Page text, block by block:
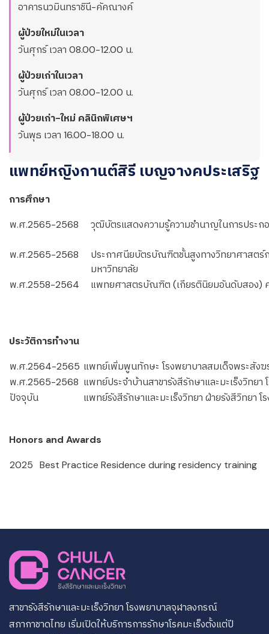
อาคารนวมินทราชินี-คัคณางค์
ผู้ป่วยใหม่ในเวลา
วันศุกร์ เวลา 08.00-12.00 น.
ผู้ป่วยเก่าในเวลา
วันศุกร์ เวลา 08.00-12.00 น.
ผู้ป่วยเก่า-ใหม่ คลินิกพิเศษฯ
วันพุธ เวลา 16.00-18.00 น.
แพทย์หญิงกานต์สิรี เบญจางคประเสริฐ
การศึกษา
พ.ศ.2565-2568
วุฒิบัตรแสดงความรู้ความชำนาญในการประกอ
พ.ศ.2565-2568
ประกาศนียบัตรบัณฑิตชั้นสูงทางวิทยาศาสต
มหาวิทยาลัย
พ.ศ.2558-2564
แพทยศาสตรบัณฑิต (เกียรตินิยมอันดับสอง)
ประวัติการทำงาน
พ.ศ.2564-2565 แพทย์เพิ่มพูนทักษะ โรงพยาบาลสมเด็จพระสัง
พ.ศ.2565-2568 แพทย์ประจำบ้านสาขารังสีรักษาและมะเร็งวิทย
ปัจจุบัน
แพทย์รังสีรักษาและมะเร็งวิทยา ฝ่ายรังสีวิทยา
Honors and Awards
2025 Best Practice Residence during residency training
สาขารังสีรักษาและมะเร็งวิทยา โรงพยาบาลจุฬาลงกรณ์
สภากาชาดไทย เริ่มเปิดให้บริการการรักษาโรคมะเร็งตั้งแต่ปี